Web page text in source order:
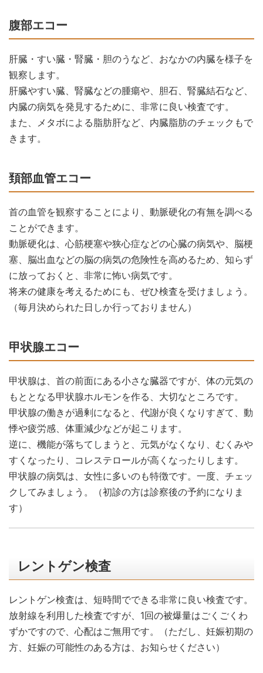
腹部エコー
肝臓・すい臓・腎臓・胆のうなど、おなかの内臓を様子を
観察します。
肝臓やすい臓、腎臓などの腫瘍や、胆石、腎臓結石など、
内臓の病気を発見するために、非常に良い検査です。
また、メタボによる脂肪肝など、内臓脂肪のチェックもで
きます。
頚部血管エコー
首の血管を観察することにより、動脈硬化の有無を調べる
ことができます。
動脈硬化は、心筋梗塞や狭心症などの心臓の病気や、脳梗
塞、脳出血などの脳の病気の危険性を高めるため、知らず
に放っておくと、非常に怖い病気です。
将来の健康を考えるためにも、ぜひ検査を受けましょう。
（毎月決められた日しか行っておりません）
甲状腺エコー
甲状腺は、首の前面にある小さな臓器ですが、体の元気の
もととなる甲状腺ホルモンを作る、大切なところです。
甲状腺の働きが過剰になると、代謝が良くなりすぎて、動
悸や疲労感、体重減少などが起こります。
逆に、機能が落ちてしまうと、元気がなくなり、むくみや
すくなったり、コレステロールが高くなったりします。
甲状腺の病気は、女性に多いのも特徴です。一度、チェッ
クしてみましょう。（初診の方は診察後の予約になりま
す）
レントゲン検査
レントゲン検査は、短時間でできる非常に良い検査です。
放射線を利用した検査ですが、1回の被爆量はごくごくわ
ずかですので、心配はご無用です。（ただし、妊娠初期の
方、妊娠の可能性のある方は、お知らせください）